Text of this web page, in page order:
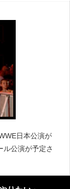
日本公演が
ル公演が予定さ